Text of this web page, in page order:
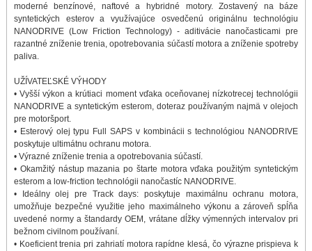
moderné benzínové, naftové a hybridné motory. Zostavený na báze
syntetických esterov a využívajúce osvedčenú originálnu technológiu
NANODRIVE (Low Friction Technology) - aditivácie nanočasticami pre
razantné zníženie trenia, opotrebovania súčastí motora a zníženie spotreby
paliva.
UŽÍVATEĽSKÉ VÝHODY
• Vyšší výkon a krútiaci moment vďaka oceňovanej nízkotrecej technológii
NANODRIVE a syntetickým esterom, doteraz používaným najmä v olejoch
pre motoršport.
• Esterový olej typu Full SAPS v kombinácii s technológiou NANODRIVE
poskytuje ultimátnu ochranu motora.
• Výrazné zníženie trenia a opotrebovania súčastí.
• Okamžitý nástup mazania po štarte motora vďaka použitým syntetickým
esterom a low-friction technológii nanočastíc NANODRIVE.
• Ideálny olej pre Track days: poskytuje maximálnu ochranu motora,
umožňuje bezpečné využitie jeho maximálneho výkonu a zároveň spĺňa
uvedené normy a štandardy OEM, vrátane dĺžky výmenných intervalov pri
bežnom civilnom používaní.
• Koeficient trenia pri zahriatí motora rapídne klesá, čo výrazne prispieva k